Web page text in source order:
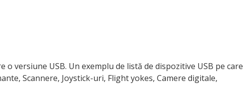
versiune USB. Un exemplu de listă de dispozitive USB pe care
Scannere, Joystick-uri, Flight yokes, Camere digitale,